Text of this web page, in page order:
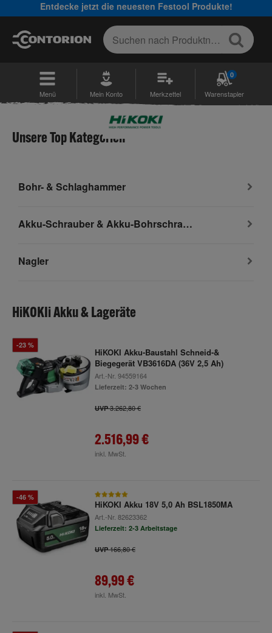
Entdecke jetzt die neuesten Festool Produkte!
Menü Mein Konto Merkzettel
0
Warenstapler
Unsere Top Kategorien
Bohr- & Schlaghammer
Akku-Schrauber & Akku-Bohrschrauber
Nagler
HiKOKIi Akku & Lageräte
-23 %
HiKOKI Akku-Baustahl Schneid-&
Biegegerät VB3616DA (36V 2,5 Ah)
Art.-Nr. 94559164
Lieferzeit: 2-3 Wochen
UVP3.262,80 €
2.516,99 €
inkl. MwSt.
-46 %
HiKOKI Akku 18V 5,0 Ah BSL1850MA
Art.-Nr. 82623362
Lieferzeit: 2-3 Arbeitstage
UVP166,80 €
89,99 €
inkl. MwSt.